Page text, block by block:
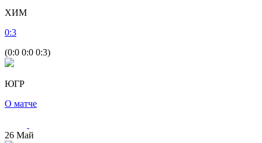
ХИМ
0:3
(0:0 0:0 0:3)
ЮГР
О матче
26 Май